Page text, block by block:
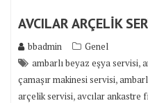
AVCILAR ARÇELİK
bbadmin
Genel
ambarlı beyaz eşya servisi,
çamaşır makinesi servisi,
arçelik servisi,avcılar ankastre